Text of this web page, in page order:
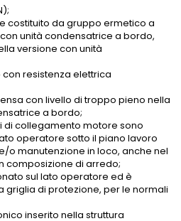
costituito da gruppo ermetico a
unità condensatrice a bordo,
versione con unità
resistenza elettrica
con livello di troppo pieno nella
a bordo;
di collegamento motore sono
operatore sotto il piano lavoro
o manutenzione in loco, anche nel
composizione di arredo;
sul lato operatore ed è
griglia di protezione, per le normali
inserito nella struttura